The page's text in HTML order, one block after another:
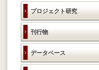
プロジェクト研究
刊行物
データベース